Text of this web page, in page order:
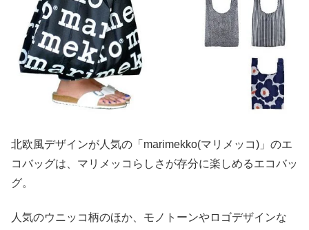
北欧風デザインが人気の「marimekko(マリメッコ)」のエ
コバッグは、マリメッコらしさが存分に楽しめるエコバッ
グ。
人気のウニッコ柄のほか、モノトーンやロゴデザインな